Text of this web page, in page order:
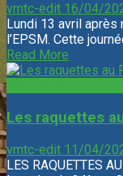
vmtc-edit 16/04/
Lundi 13 avril après
l’EPSM. Cette
Read More
Les raquettes
vmtc-edit 11/04/
LES RAQUETTES